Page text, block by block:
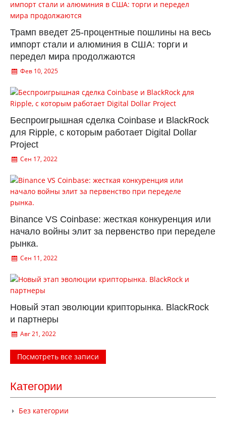
Трамп введет 25-процентные пошлины на весь
импорт стали и алюминия в США: торги и
передел мира продолжаются
Фев 10, 2025
Беспроигрышная сделка Coinbase и BlackRock
для Ripple, с которым работает Digital Dollar
Project
Сен 17, 2022
Binance VS Coinbase: жесткая конкуренция или
начало войны элит за первенство при переделе
рынка.
Сен 11, 2022
Новый этап эволюции крипторынка. BlackRock
и партнеры
Авг 21, 2022
Посмотреть все записи
Категории
Без категории